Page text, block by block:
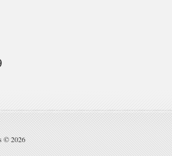
© 2026